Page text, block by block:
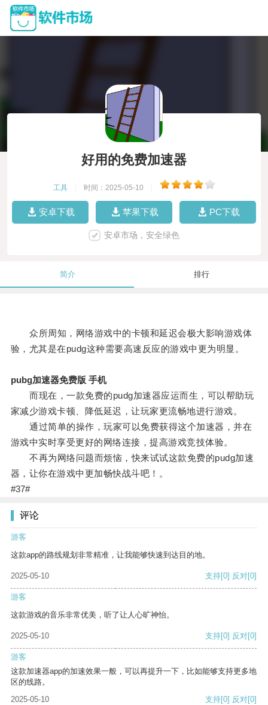
好用的免费加速器
工具 时间：2025-05-10
安卓下载 苹果下载 PC下载
安卓市场，安全绿色
简介 排行
众所周知，网络游戏中的卡顿和延迟会极大影响游戏体
验，尤其是在pudg这种需要高速反应的游戏中更为明显。
pubg加速器免费版 手机
而现在，一款免费的pudg加速器应运而生，可以帮助玩
家减少游戏卡顿、降低延迟，让玩家更流畅地进行游戏。
通过简单的操作，玩家可以免费获得这个加速器，并在
游戏中实时享受更好的网络连接，提高游戏竞技体验。
不再为网络问题而烦恼，快来试试这款免费的pudg加速
器，让你在游戏中更加畅快战斗吧！。
#37#
评论
游客
这款app的路线规划非常精准，让我能够快速到达目的地。
2025-05-10 支持[0] 反对[0]
游客
这款游戏的音乐非常优美，听了让人心旷神怡。
2025-05-10 支持[0] 反对[0]
游客
这款加速器app的加速效果一般，可以再提升一下，比如能够支持更多地
区的线路。
2025-05-10
支持[0] 反对[0]